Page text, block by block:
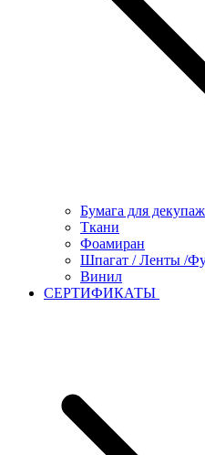
Бумага для
Ткани
Фоамиран
Шпагат / Ленты /
Винил
СЕРТИФИКАТЫ